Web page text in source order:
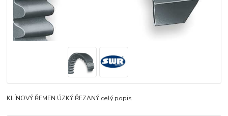
KLÍNOVÝ ŘEMEN ÚZKÝ ŘEZANÝ celý popis